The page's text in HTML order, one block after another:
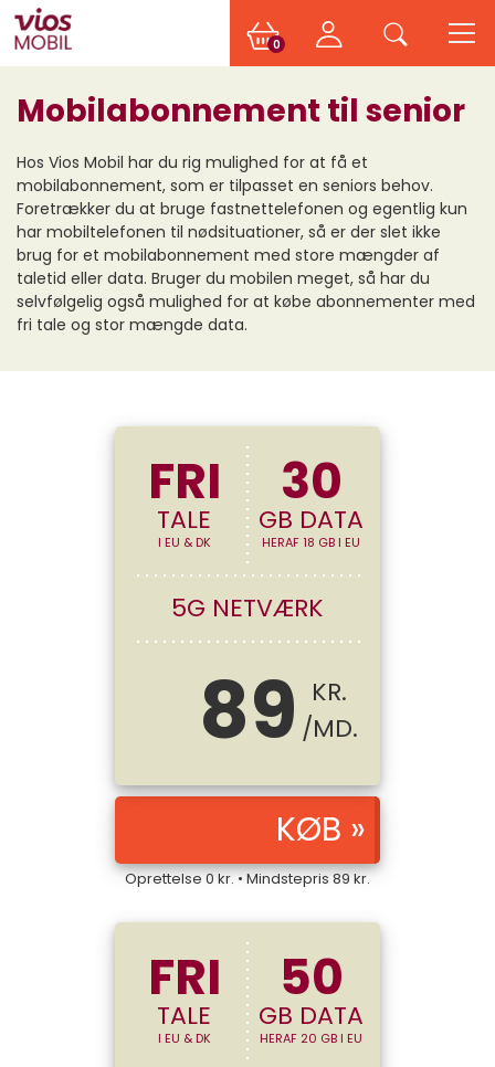
Mobilabonnement til senior
Hos Vios Mobil har du rig mulighed for at få et
mobilabonnement, som er tilpasset en seniors behov.
Foretrækker du at bruge fastnettelefonen og egentlig kun
har mobiltelefonen til nødsituationer, så er der slet ikke
brug for et mobilabonnement med store mængder af
taletid eller data. Bruger du mobilen meget, så har du
selvfølgelig også mulighed for at købe abonnementer med
fri tale og stor mængde data.
0
FRI
TALE
I EU & DK
30
GB DATA
HERAF 18 GB I EU
5G NETVÆRK
89 KR.
/MD.
Oprettelse0kr. • Mindstepris89kr.
FRI
TALE
I EU & DK
50
GB DATA
HERAF 20 GB I EU